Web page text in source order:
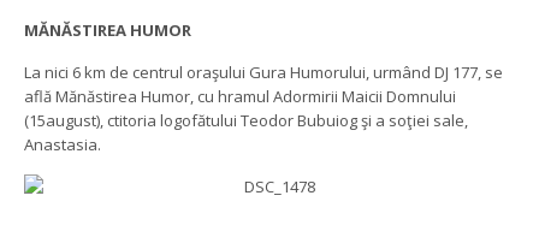
MĂNĂSTIREA HUMOR
La nici 6 km de centrul oraşului Gura Humorului, urmând DJ 177, se
află Mănăstirea Humor, cu hramul Adormirii Maicii Domnului
(15august), ctitoria logofătului Teodor Bubuiog şi a soţiei sale,
Anastasia.